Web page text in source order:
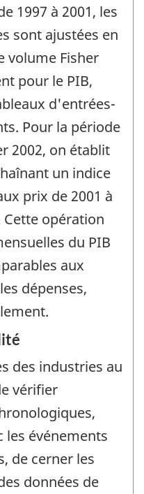
1997 à 2001, les
sont ajustées en
volume Fisher
pour le PIB,
d'entrées-
Pour la période
2002, on établit
un indice
prix de 2001 à
opération
du PIB
aux
dépenses,
des industries au
vérifier
les événements
de cerner les
données de